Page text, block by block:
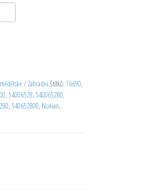
/ ZahradníŠtítků: 16690,
, 54006528, 540065280,
, 540652800, Nokian,